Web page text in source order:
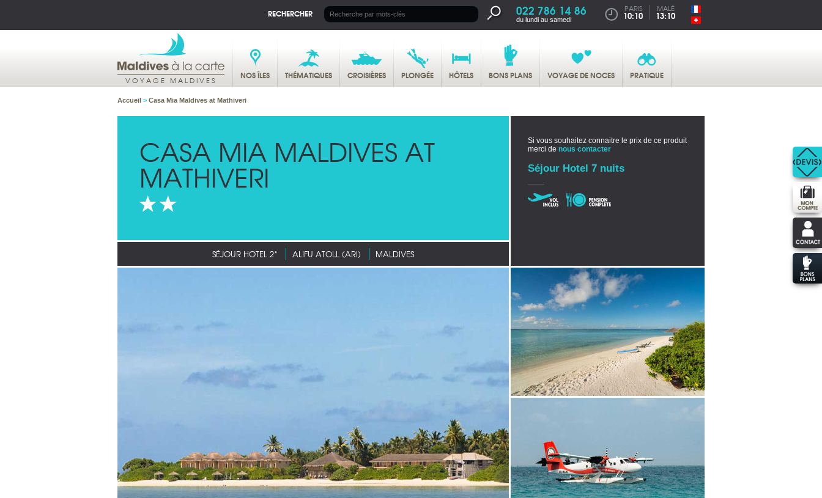
RECHERCHER 022 786 14 86
du lundi au samedi
PARIS
10:10
MALÉ
13:10
VOYAGE MALDIVES NOS ÎLES THÉMATIQUES CROISIÈRES PLONGÉE HÔTELS BONS PLANS VOYAGE DE NOCES PRATIQUE
Accueil > Casa Mia Maldives at Mathiveri
CASA MIA MALDIVES AT
MATHIVERI
SÉJOUR HOTEL 2* ALIFU ATOLL (ARI) MALDIVES
Si vous souhaitez connaitre le prix de ce produit
merci de nous contacter
Séjour Hotel 7 nuits